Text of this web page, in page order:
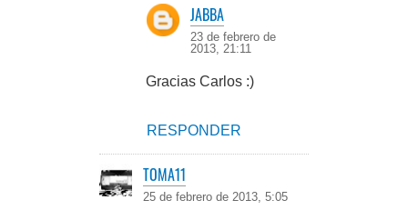
JABBA
23 de febrero de
2013, 21:11
Gracias Carlos :)
RESPONDER
TOMA11
25 de febrero de 2013, 5:05